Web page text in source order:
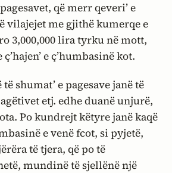
vilajejet me gjithë kumerqe e
3,000,000 lira tyrku në mott,
e ç’humbasinë kot.
të shumat’ e pagesave janë të
etj. edhe duanë unjurë,
Po kundrejt këtyre janë kaqë
e venë fcot, si pyjetë,
të tjera, që po të
mundinë të sjellënë një